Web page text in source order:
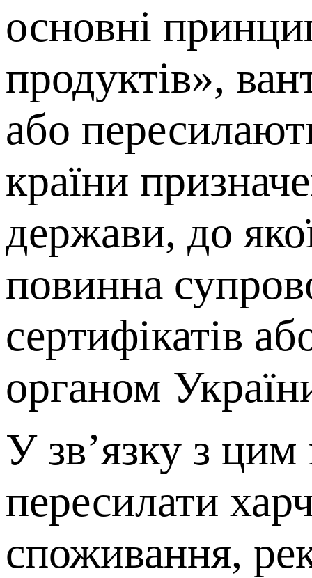
основні
продуктів»,
або
країни
держави, до
повинна
сертифікатів
органом
У зв’язку з
пересилати
споживання,